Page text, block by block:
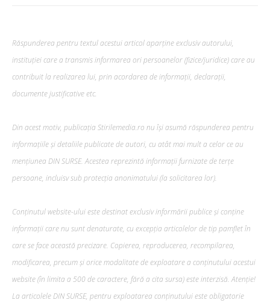
Răspunderea pentru textul acestui articol aparține exclusiv autorului,
instituției care a transmis informarea ori persoanelor (fizice/juridice) care au
contribuit la realizarea lui, prin acordarea de informații, declarații,
documente justificative etc.
Din acest motiv, publicația Stirilemedia.ro nu își asumă răspunderea pentru
informațiile și detaliile publicate de autori, cu atât mai mult a celor ce au
mențiunea DIN SURSE. Acestea reprezintă informații furnizate de terțe
persoane, incluisv sub protecția anonimatului (la solicitarea lor).
Conținutul website-ului este destinat exclusiv informării publice și conține
informații care nu sunt denaturate, cu excepția articolelor de tip pamflet în
care se face această precizare. Copierea, reproducerea, recompilarea,
modificarea, precum şi orice modalitate de exploatare a conținutului acestui
website (în limita a 500 de caractere, fără a cita sursa) este interzisă. Atenție!
La articolele DIN SURSE, pentru exploatarea conținutului este obligatorie